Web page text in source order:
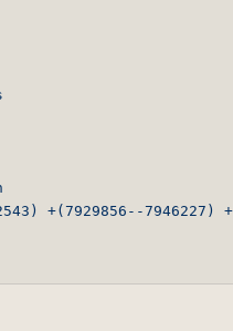
+(7929856--7946227)